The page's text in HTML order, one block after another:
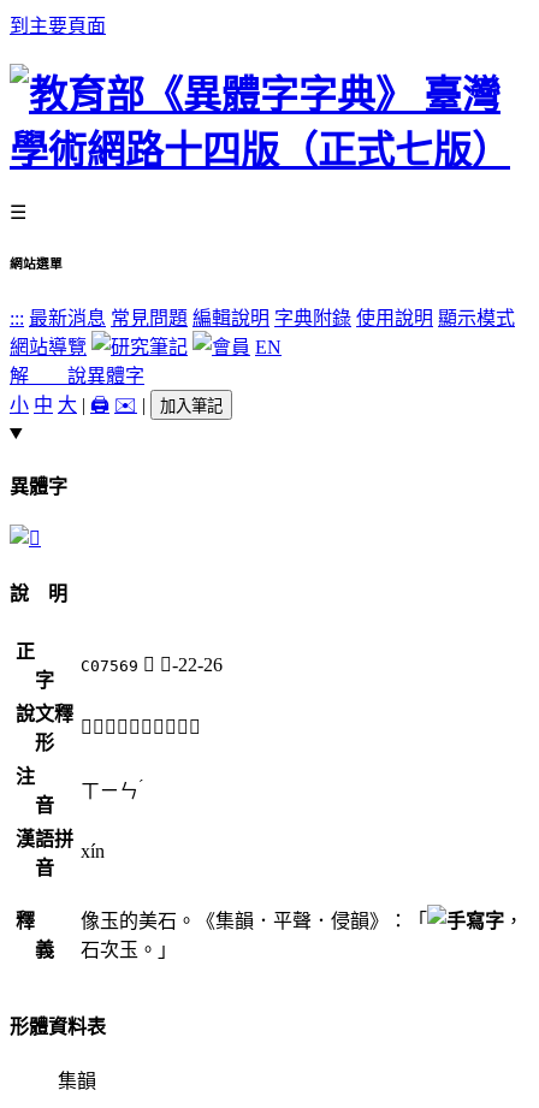
到主要頁面
☰
網站選單
::: 最新消息 常見問題 編輯說明 字典附錄 使用說明 顯示模式
網站導覽
EN
解 說異體字
小 中 大 | 🖨️ ✉️ | 加入筆記
異體字
說 明
正
字
C07569 𤫨 玉-22-26
說文釋
形
「𤫨」《說文》不錄。
注
音
ㄒㄧㄣ ˊ
漢語拼
音
xín
釋
義
像玉的美石。《集韻．平聲．侵韻》：「
，
石次玉。」
形體資料表
集韻